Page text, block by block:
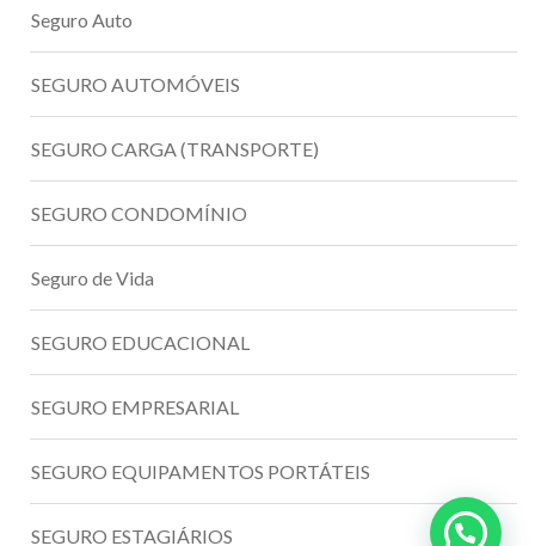
Seguro Auto
SEGURO AUTOMÓVEIS
SEGURO CARGA (TRANSPORTE)
SEGURO CONDOMÍNIO
Seguro de Vida
SEGURO EDUCACIONAL
SEGURO EMPRESARIAL
SEGURO EQUIPAMENTOS PORTÁTEIS
SEGURO ESTAGIÁRIOS